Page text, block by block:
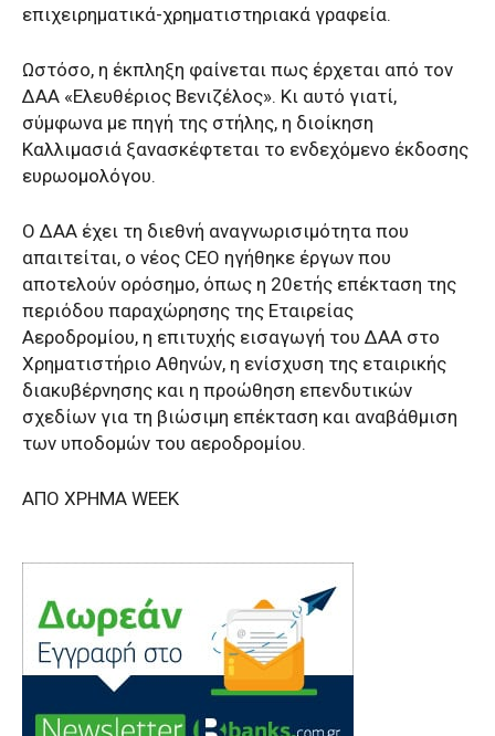
επιχειρηματικά-χρηματιστηριακά γραφεία.
Ωστόσο, η έκπληξη φαίνεται πως έρχεται από τον
ΔΑΑ «Ελευθέριος Βενιζέλος». Κι αυτό γιατί,
σύμφωνα με πηγή της στήλης, η διοίκηση
Καλλιμασιά ξανασκέφτεται το ενδεχόμενο έκδοσης
ευρωομολόγου.
O ΔΑΑ έχει τη διεθνή αναγνωρισιμότητα που
απαιτείται, ο νέος CEO ηγήθηκε έργων που
αποτελούν ορόσημο, όπως η 20ετής επέκταση της
περιόδου παραχώρησης της Εταιρείας
Αεροδρομίου, η επιτυχής εισαγωγή του ΔΑΑ στο
Χρηματιστήριο Αθηνών, η ενίσχυση της εταιρικής
διακυβέρνησης και η προώθηση επενδυτικών
σχεδίων για τη βιώσιμη επέκταση και αναβάθμιση
των υποδομών του αεροδρομίου.
ΑΠΟ ΧΡΗΜΑ WEEK